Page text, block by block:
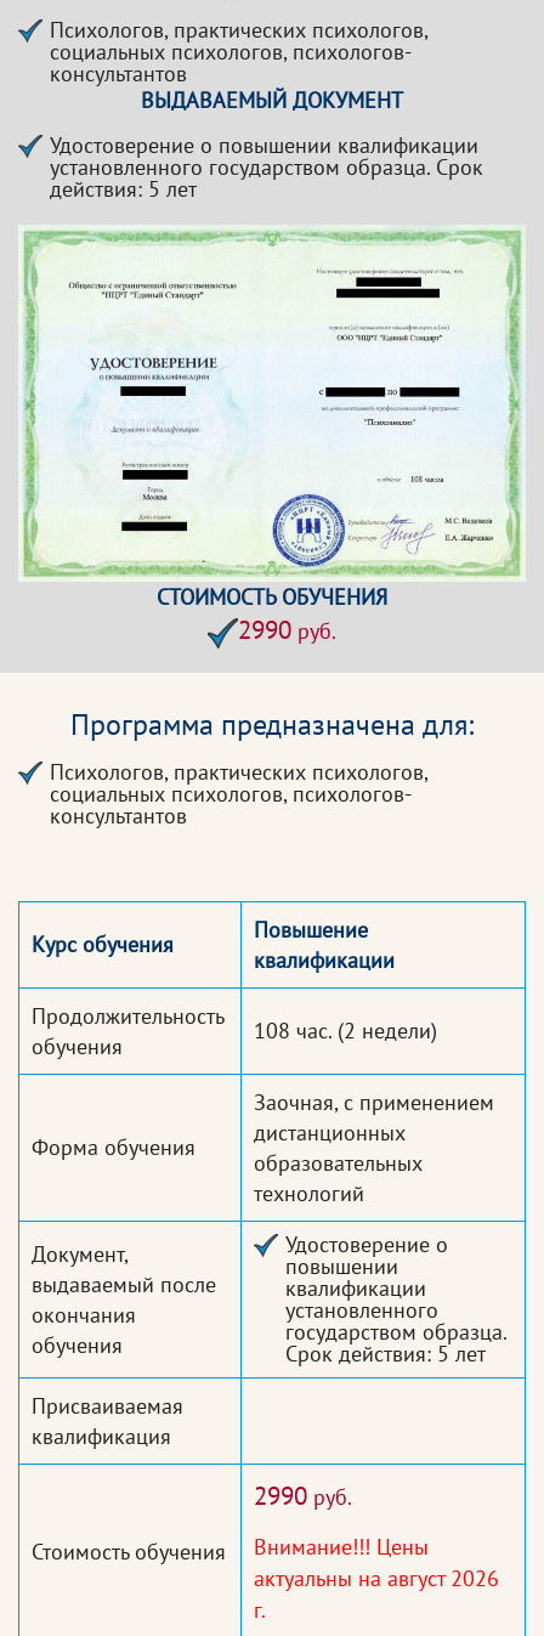
Психологов, практических психологов,
социальных психологов, психологов-
консультантов
ВЫДАВАЕМЫЙ ДОКУМЕНТ
Удостоверение о повышении квалификации
установленного государством образца. Срок
действия: 5 лет
СТОИМОСТЬ ОБУЧЕНИЯ
2990 руб.
Программа предназначена для:
Психологов, практических психологов,
социальных психологов, психологов-
консультантов
Курс обучения
Повышение
квалификации
Продолжительность
обучения
108 час. (2 недели)
Форма обучения
Заочная, с применением
дистанционных
образовательных
технологий
Документ,
выдаваемый после
окончания
обучения
Удостоверение о
повышении
квалификации
установленного
государством образца.
Срок действия: 5 лет
Присваиваемая
квалификация
Стоимость обучения
2990 руб.
Внимание!!! Цены
актуальны на август 2026
г.